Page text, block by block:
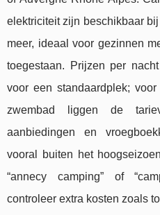
elektriciteit zijn beschikbaar
meer, ideaal voor gezinnen
toegestaan. Prijzen per
voor een standaardplek;
zwembad liggen de
aanbiedingen en
vooral buiten het
“annecy camping” of
controleer extra kosten zoals